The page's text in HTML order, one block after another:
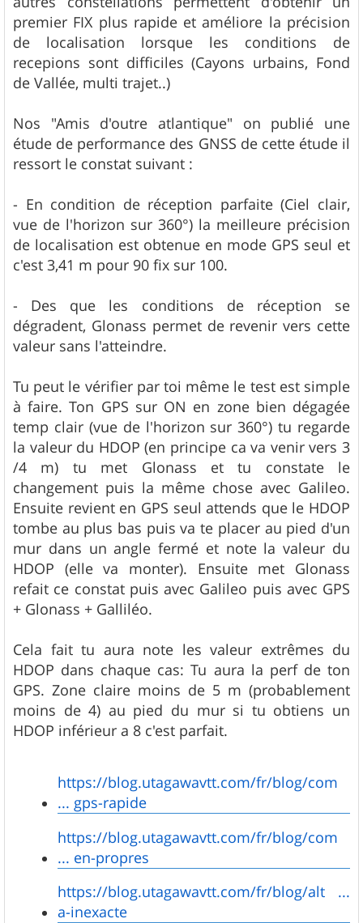
premier FIX plus rapide et améliore la précision
de localisation lorsque les conditions de
recepions sont difficiles (Cayons urbains, Fond
de Vallée, multi trajet..)
Nos "Amis d'outre atlantique" on publié une
étude de performance des GNSS de cette étude il
ressort le constat suivant :
- En condition de réception parfaite (Ciel clair,
vue de l'horizon sur 360°) la meilleure précision
de localisation est obtenue en mode GPS seul et
c'est 3,41 m pour 90 fix sur 100.
- Des que les conditions de réception se
dégradent, Glonass permet de revenir vers cette
valeur sans l'atteindre.
Tu peut le vérifier par toi même le test est simple
à faire. Ton GPS sur ON en zone bien dégagée
temp clair (vue de l'horizon sur 360°) tu regarde
la valeur du HDOP (en principe ca va venir vers 3
/4 m) tu met Glonass et tu constate le
changement puis la même chose avec Galileo.
Ensuite revient en GPS seul attends que le HDOP
tombe au plus bas puis va te placer au pied d'un
mur dans un angle fermé et note la valeur du
HDOP (elle va monter). Ensuite met Glonass
refait ce constat puis avec Galileo puis avec GPS
+ Glonass + Galliléo.
Cela fait tu aura note les valeur extrêmes du
HDOP dans chaque cas: Tu aura la perf de ton
GPS. Zone claire moins de 5 m (probablement
moins de 4) au pied du mur si tu obtiens un
HDOP inférieur a 8 c'est parfait.
https://blog.utagawavtt.com/fr/blog/com
... gps-rapide
https://blog.utagawavtt.com/fr/blog/com
... en-propres
https://blog.utagawavtt.com/fr/blog/alt ...
a-inexacte